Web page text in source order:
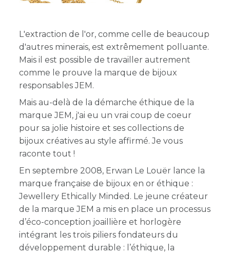
L'extraction de l'or, comme celle de beaucoup
d'autres minerais, est extrêmement polluante.
Mais il est possible de travailler autrement
comme le prouve la marque de bijoux
responsables JEM.
Mais au-delà de la démarche éthique de la
marque JEM, j'ai eu un vrai coup de coeur
pour sa jolie histoire et ses collections de
bijoux créatives au style affirmé. Je vous
raconte tout !
En septembre 2008, Erwan Le Louër lance la
marque française de bijoux en or éthique :
Jewellery Ethically Minded. Le jeune créateur
de la marque JEM a mis en place un processus
d’éco-conception joaillière et horlogère
intégrant les trois piliers fondateurs du
développement durable : l’éthique, la